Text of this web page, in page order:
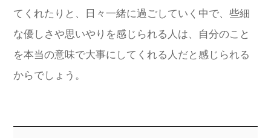
てくれたりと、日々一緒に過ごしていく中で、些細
な優しさや思いやりを感じられる人は、自分のこと
を本当の意味で大事にしてくれる人だと感じられる
からでしょう。